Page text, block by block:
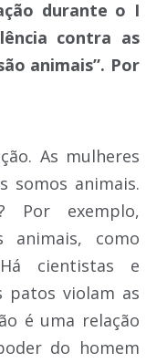
durante o I
contra as
animais”. Por
As mulheres
somos animais.
Por exemplo,
animais, como
cientistas e
patos violam as
é uma relação
do homem